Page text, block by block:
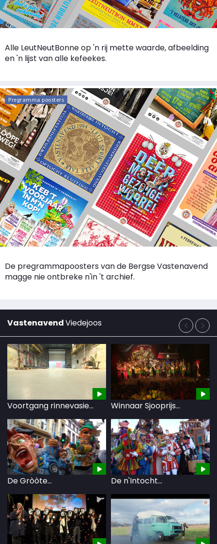
Alle LeutNeutBonne op 'n rij mette waarde, afbeelding
en 'n lijst van alle kefeekes.
Pregramma poosters
De pregrammapoosters van de Bergse Vastenavend
magge nie ontbreke n'in 't archief.
VastenavendViedejoos
Voortgang rinnevasie... Winnaar Sjooprijs...
De Gròòte... De n'Intocht...